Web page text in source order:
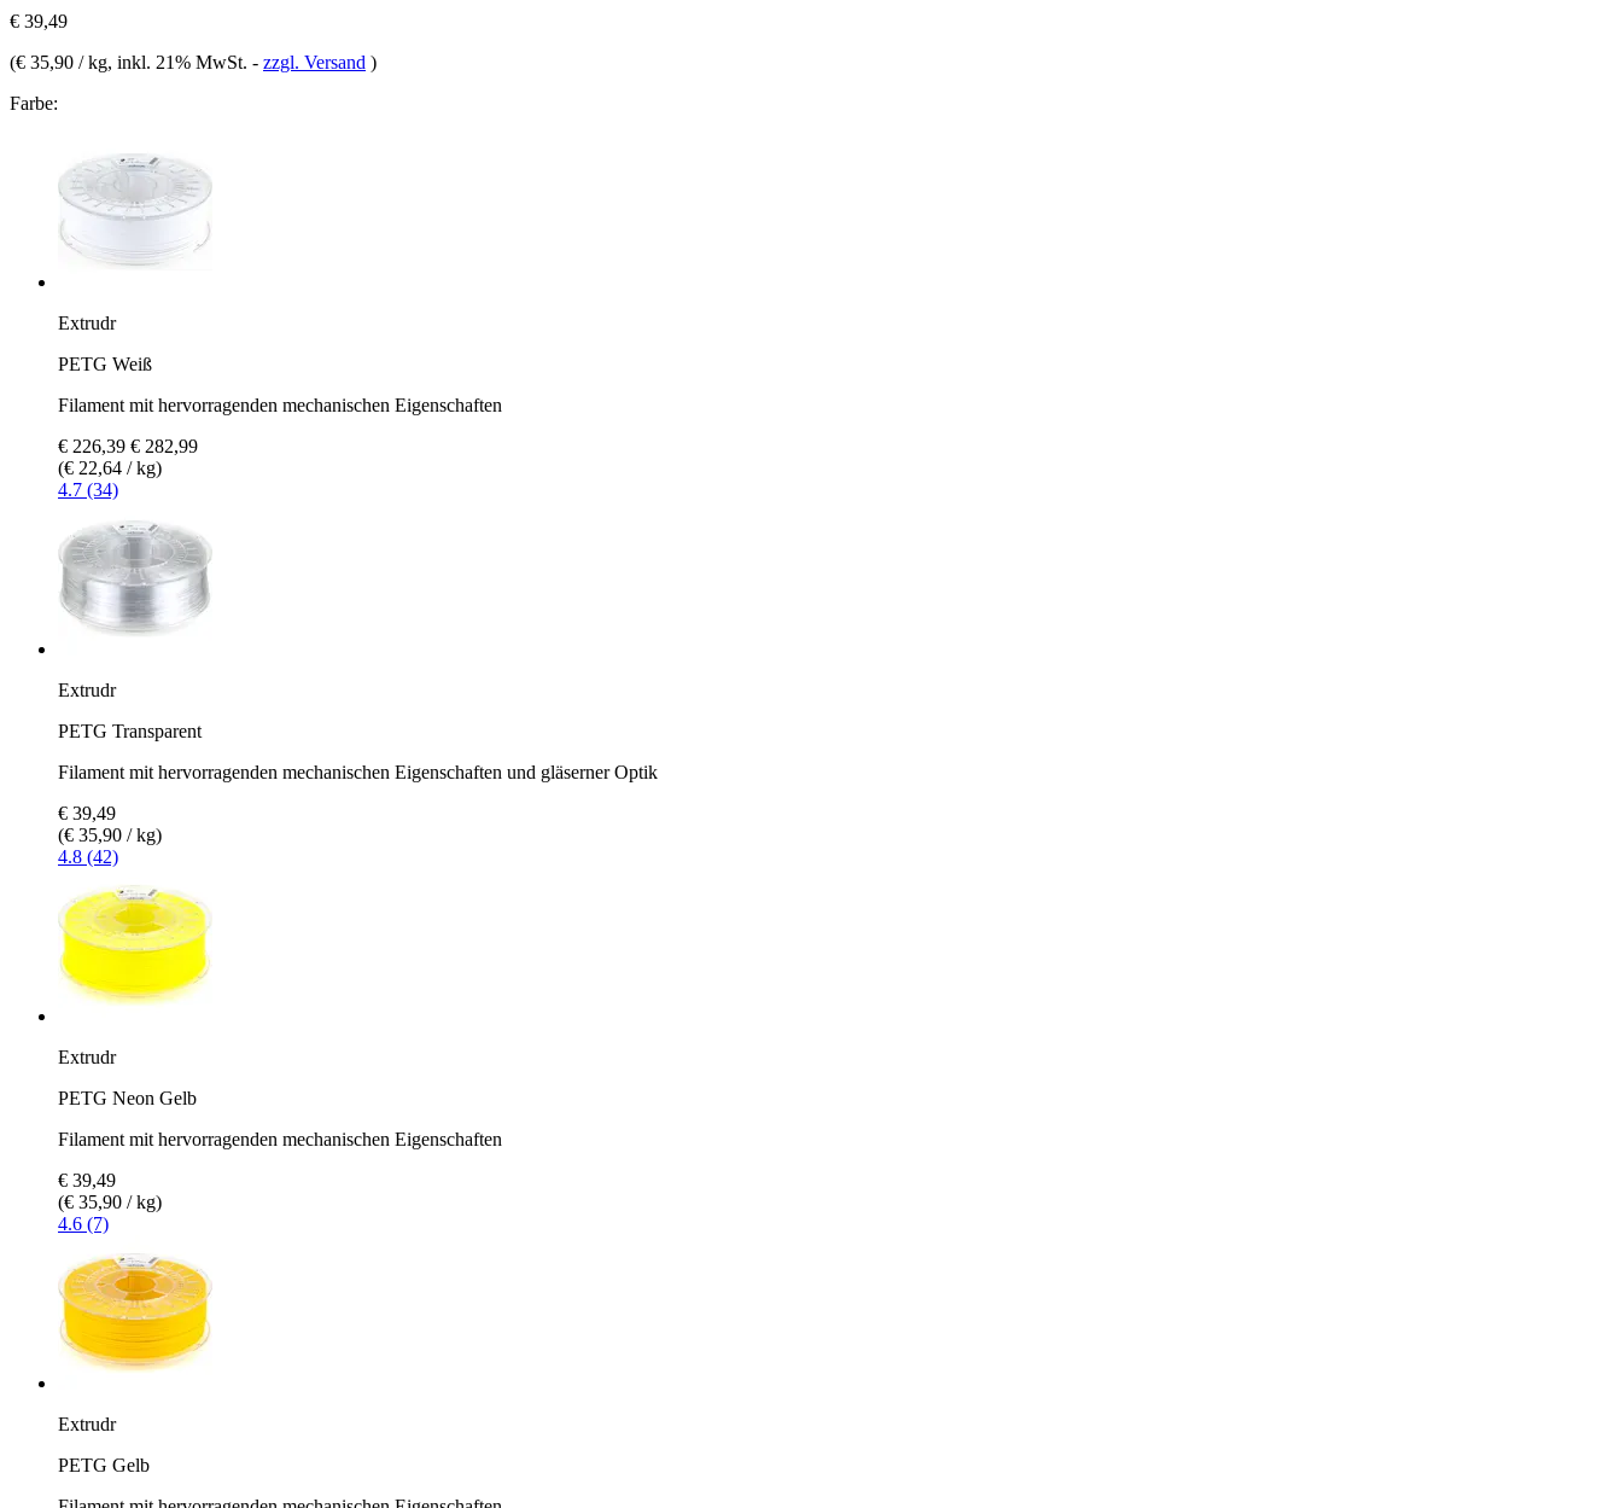
€ 39,49
(€ 35,90 / kg, inkl. 21% MwSt. - zzgl. Versand )
Farbe:
Extrudr
PETG Weiß
Filament mit hervorragenden mechanischen Eigenschaften
€ 226,39 € 282,99
(€ 22,64 / kg)
4.7 (34)
Extrudr
PETG Transparent
Filament mit hervorragenden mechanischen Eigenschaften und gläserner Optik
€ 39,49
(€ 35,90 / kg)
4.8 (42)
Extrudr
PETG Neon Gelb
Filament mit hervorragenden mechanischen Eigenschaften
€ 39,49
(€ 35,90 / kg)
4.6 (7)
Extrudr
PETG Gelb